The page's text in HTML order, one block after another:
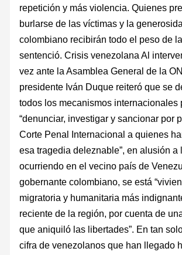
repetición y más violencia. Quienes
burlarse de las víctimas y la
colombiano recibirán todo el peso de
sentenció. Crisis venezolana Al
vez ante la Asamblea General de la
presidente Iván Duque reiteró que se
todos los mecanismos internacionales
“denunciar, investigar y sancionar por
Corte Penal Internacional a quienes
esa tragedia deleznable”, en alusión a
ocurriendo en el vecino país de
gobernante colombiano, se está
migratoria y humanitaria más
reciente de la región, por cuenta de
que aniquiló las libertades”. En tan
cifra de venezolanos que han llegado